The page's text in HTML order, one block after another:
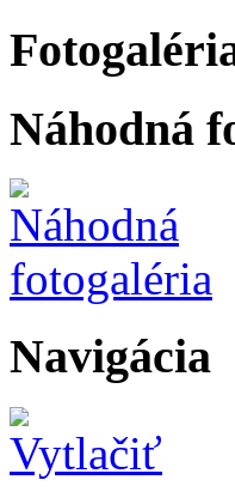
Náhodná
Navigácia